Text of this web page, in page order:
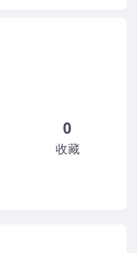
0
收藏